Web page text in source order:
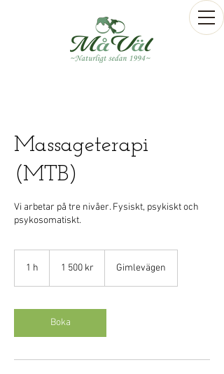
Massageterapi
(MTB)
Vi arbetar på tre nivåer. Fysiskt, psykiskt och
psykosomatiskt.
1 h
kronor1 500 kr Gimlevägen
Boka